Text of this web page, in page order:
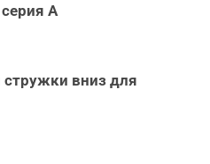
А
вниз для